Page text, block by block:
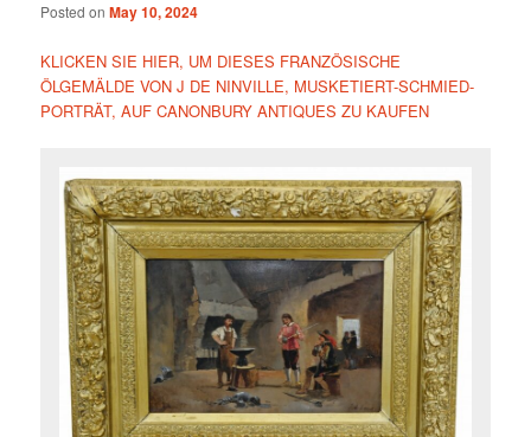
Posted onMay 10, 2024
KLICKEN SIE HIER, UM DIESES FRANZÖSISCHE
ÖLGEMÄLDE VON J DE NINVILLE, MUSKETIERT-SCHMIED-
PORTRÄT, AUF CANONBURY ANTIQUES ZU KAUFEN